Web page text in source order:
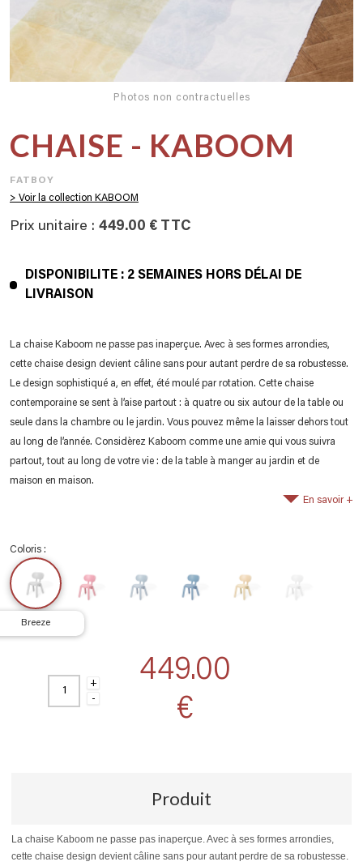
Photos non contractuelles
CHAISE - KABOOM
FATBOY
> Voir la collection KABOOM
Prix unitaire : 449.00 € TTC
DISPONIBILITE : 2 SEMAINES HORS DÉLAI DE
LIVRAISON
La chaise Kaboom ne passe pas inaperçue. Avec à ses formes arrondies,
cette chaise design devient câline sans pour autant perdre de sa robustesse.
Le design sophistiqué a, en effet, été moulé par rotation. Cette chaise
contemporaine se sent à l’aise partout : à quatre ou six autour de la table ou
seule dans la chambre ou le jardin. Vous pouvez même la laisser dehors tout
au long de l’année. Considèrez Kaboom comme une amie qui vous suivra
partout, tout au long de votre vie : de la table à manger au jardin et de
maison en maison.
En savoir +
Coloris :
breeze
+
-
449.00
€
Produit
La chaise Kaboom ne passe pas inaperçue. Avec à ses formes arrondies,
cette chaise design devient câline sans pour autant perdre de sa robustesse.